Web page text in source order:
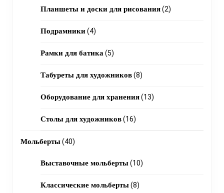
products
Планшеты и доски для рисования 22
Подрамники 44
products
Рамки для батика 55
products
Табуреты для художников 88
products
Оборудование для хранения 1313
Столы для художников 1616
Мольберты 4040
products
Выставочные мольберты 1010
Классические мольберты 88